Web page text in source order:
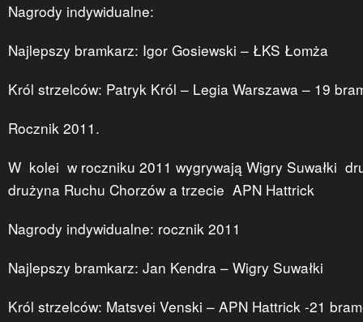
Nagrody indywidualne:
Najlepszy bramkarz: Igor Gosiewski – ŁKS Łomża
Król strzelców: Patryk Król – Legia Warszawa – 19
Rocznik 2011.
W kolei w roczniku 2011 wygrywają Wigry Suwałki
drużyna Ruchu Chorzów a trzecie APN Hattrick
Nagrody indywidualne: rocznik 2011
Najlepszy bramkarz: Jan Kendra – Wigry Suwałki
Król strzelców: Matsvei Venski – APN Hattrick -21